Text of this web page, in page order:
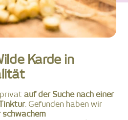
Karde in
auf der Suche nach einer
. Gefunden haben wir